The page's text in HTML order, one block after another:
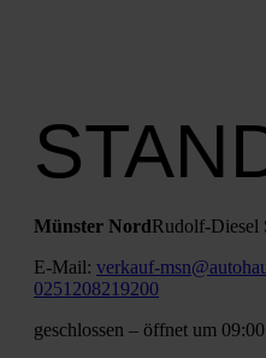
Müns­ter NordRudolf-Die­sel
E‑Mail: verkauf-
0251208219200
geschlos­sen – öff­net um